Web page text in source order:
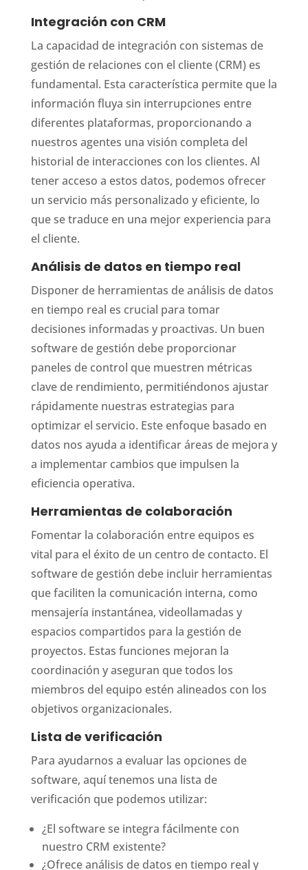
Integración con CRM
La capacidad de integración con sistemas de
gestión de relaciones con el cliente (CRM) es
fundamental. Esta característica permite que la
información fluya sin interrupciones entre
diferentes plataformas, proporcionando a
nuestros agentes una visión completa del
historial de interacciones con los clientes. Al
tener acceso a estos datos, podemos ofrecer
un servicio más personalizado y eficiente, lo
que se traduce en una mejor experiencia para
el cliente.
Análisis de datos en tiempo real
Disponer de herramientas de análisis de datos
en tiempo real es crucial para tomar
decisiones informadas y proactivas. Un buen
software de gestión debe proporcionar
paneles de control que muestren métricas
clave de rendimiento, permitiéndonos ajustar
rápidamente nuestras estrategias para
optimizar el servicio. Este enfoque basado en
datos nos ayuda a identificar áreas de mejora y
a implementar cambios que impulsen la
eficiencia operativa.
Herramientas de colaboración
Fomentar la colaboración entre equipos es
vital para el éxito de un centro de contacto. El
software de gestión debe incluir herramientas
que faciliten la comunicación interna, como
mensajería instantánea, videollamadas y
espacios compartidos para la gestión de
proyectos. Estas funciones mejoran la
coordinación y aseguran que todos los
miembros del equipo estén alineados con los
objetivos organizacionales.
Lista de verificación
Para ayudarnos a evaluar las opciones de
software, aquí tenemos una lista de
verificación que podemos utilizar:
¿El software se integra fácilmente con
nuestro CRM existente?
¿Ofrece análisis de datos en tiempo real y